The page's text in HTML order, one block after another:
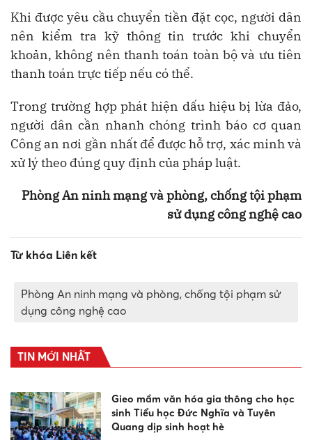
Khi được yêu cầu chuyển tiền đặt cọc, người dân
nên kiểm tra kỹ thông tin trước khi chuyển
khoản, không nên thanh toán toàn bộ và ưu tiên
thanh toán trực tiếp nếu có thể.
Trong trường hợp phát hiện dấu hiệu bị lừa đảo,
người dân cần nhanh chóng trình báo cơ quan
Công an nơi gần nhất để được hỗ trợ, xác minh và
xử lý theo đúng quy định của pháp luật.
Phòng An ninh mạng và phòng, chống tội phạm
sử dụng công nghệ cao
Từ khóa Liên kết
Phòng An ninh mạng và phòng, chống tội phạm sử
dụng công nghệ cao
TIN MỚI NHẤT
Gieo mầm văn hóa gia thông cho học
sinh Tiểu học Đức Nghĩa và Tuyên
Quang dịp sinh hoạt hè